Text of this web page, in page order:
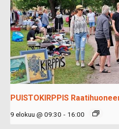
PUISTOKIRPPIS
9 elokuu @ 09:30 - 16:00